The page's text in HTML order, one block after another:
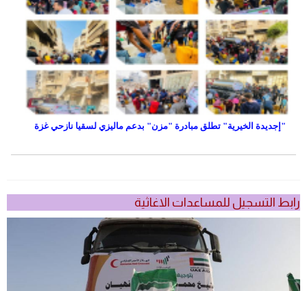
"إجديدة الخيرية" تطلق مبادرة "مزن" بدعم ماليزي لسقيا نازحي غزة
رابط التسجيل للمساعدات الاغاثية